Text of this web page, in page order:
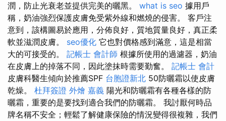
潤，防止光衰老並提供完美的曬黑。 what is seo 據用戶
稱，奶油強烈保護皮膚免受紫外線和燃燒的侵害。 客戶注
意到，該構圖易於應用，分佈良好，質地質量良好，真正柔
軟並滋潤皮膚。 seo優化 它也對價格感到滿意，這是相當
大的可接受的。 記帳士 會計師 根據所使用的過濾器，奶油
在皮膚上的掉落不同，因此塗抹時需要勤奮。 記帳士 會計
皮膚科醫生傾向於推薦SPF 台胞證新北 50防曬霜以使皮膚
乾燥。 杜拜簽證 外燴 嘉義 陽光和防曬霜有各種各樣的防
曬霜，重要的是要找到適合我們的防曬霜。 我討厭何時品
牌名稱不安全；輕鬆了解健康保險的情況變得很複雜，我們